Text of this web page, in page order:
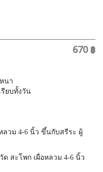
670 ฿
นา
ยบทั้งวัน
ลวม 4-6 นิ้ว ขึ้นกับสรีระ ผู้
ด สะโพก เผื่อหลวม 4-6 นิ้ว